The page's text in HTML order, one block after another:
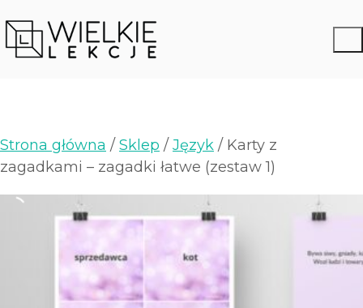
Strona główna / Sklep / Język / Karty z
zagadkami – zagadki łatwe (zestaw 1)